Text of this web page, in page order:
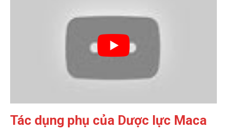
Tác dụng phụ của Dược lực Maca